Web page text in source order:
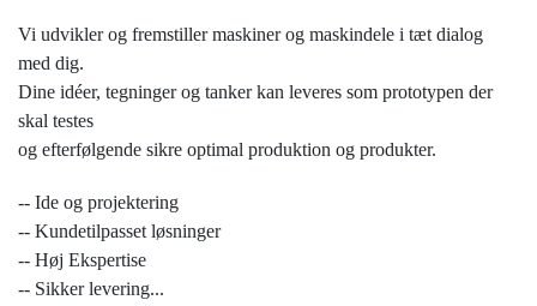
Vi udvikler og fremstiller maskiner og maskindele i tæt dialog
med dig.
Dine idéer, tegninger og tanker kan leveres som prototypen der
skal testes
og efterfølgende sikre optimal produktion og produkter.
-- Ide og projektering
-- Kundetilpasset løsninger
-- Høj Ekspertise
-- Sikker levering...